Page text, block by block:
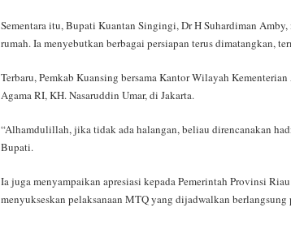
Sementara itu, Bupati Kuantan Singingi, Dr H Suhardiman Amby,
rumah. Ia menyebutkan berbagai persiapan terus dimatangkan,
Terbaru, Pemkab Kuansing bersama Kantor Wilayah
Agama RI, KH. Nasaruddin Umar, di Jakarta.
“Alhamdulillah, jika tidak ada halangan, beliau direncanakan
Bupati.
Ia juga menyampaikan apresiasi kepada Pemerintah Provinsi
menyukseskan pelaksanaan MTQ yang dijadwalkan